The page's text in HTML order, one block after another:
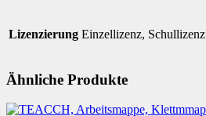
Lizenzierung Einzellizenz, Schullizenz
Ähnliche Produkte